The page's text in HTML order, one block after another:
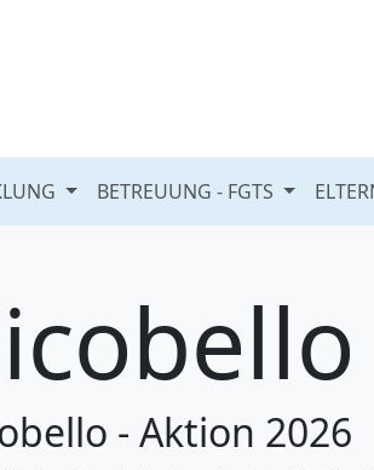
BETREUUNG - FGTS
- Aktion 2026